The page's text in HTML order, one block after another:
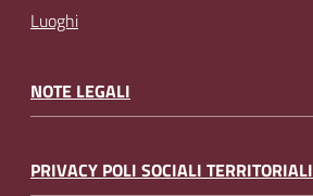
Luoghi
NOTE LEGALI
PRIVACY POLI SOCIALI TERRITORIALI